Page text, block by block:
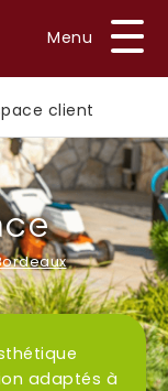
client
adaptés à